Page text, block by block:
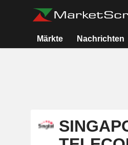
Märkte Nachrichten